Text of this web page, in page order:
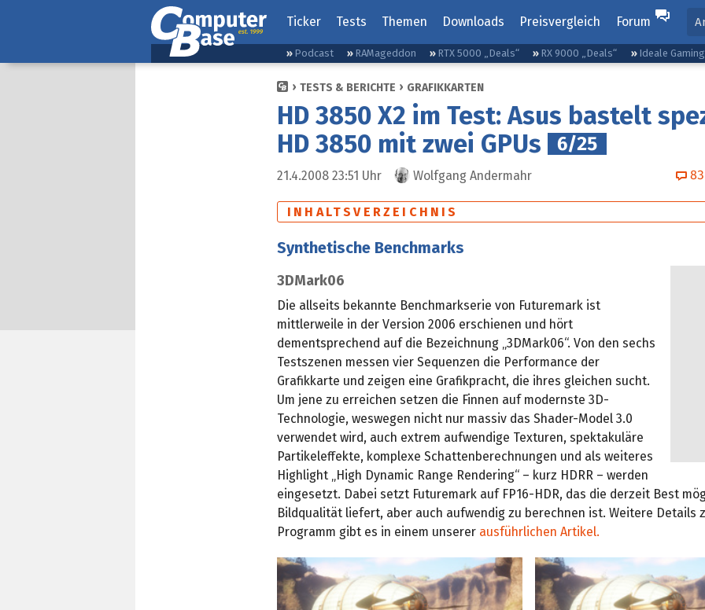
Ticker Tests Themen Downloads Preisvergleich Forum
Podcast RAMageddon RTX 5000 „Deals“ RX 9000 „Deals“ Ideale
TESTS & BERICHTE GRAFIKKARTEN
HD 3850 X2 im Test: Asus bastelt
HD 3850 mit zwei GPUs
6/25
21.4.2008 23:51 Uhr Wolfgang Andermahr 83
INHALTSVERZEICHNIS
Synthetische Benchmarks
3DMark06
Die allseits bekannte Benchmarkserie von Futuremark ist
mittlerweile in der Version 2006 erschienen und hört
dementsprechend auf die Bezeichnung „3DMark06“. Von den sechs
Testszenen messen vier Sequenzen die Performance der
Grafikkarte und zeigen eine Grafikpracht, die ihres gleichen sucht.
Um jene zu erreichen setzen die Finnen auf modernste 3D-
Technologie, weswegen nicht nur massiv das Shader-Model 3.0
verwendet wird, auch extrem aufwendige Texturen, spektakuläre
Partikeleffekte, komplexe Schattenberechnungen und als weiteres
Highlight „High Dynamic Range Rendering“ – kurz HDRR – werden
eingesetzt. Dabei setzt Futuremark auf FP16-HDR, das die derzeit Best
Bildqualität liefert, aber auch aufwendig zu berechnen ist. Weitere Details
Programm gibt es in einem unserer ausführlichen Artikel.